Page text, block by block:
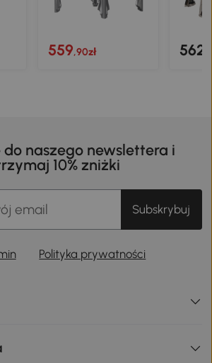
559,90zł 562
do naszego newslettera i
10% zniżki
Subskrybuj
Polityka prywatności